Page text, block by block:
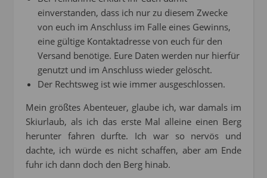
einverstanden, dass ich nur zu diesem Zwecke
von euch im Anschluss im Falle eines Gewinns,
eine gültige Kontaktadresse von euch für den
Versand benötige. Eure Daten werden nur hierfür
genutzt und im Anschluss wieder gelöscht.
Der Rechtsweg ist wie immer ausgeschlossen.
Mein größtes Abenteuer, glaube ich, war damals im
Skiurlaub, als ich das erste Mal alleine einen Berg
herunter fahren durfte. Ich war so nervös und
dachte, ich würde es nicht schaffen, aber am Ende
fuhr ich dann doch den Berg hinab.